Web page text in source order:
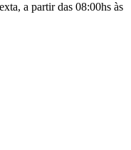
a partir das 08:00hs às